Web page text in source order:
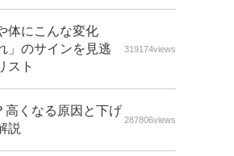
体にこんな変化
」のサインを見逃
スト
319174views
高くなる原因と下げ
説
287806views